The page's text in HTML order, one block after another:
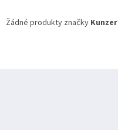
Žádné produkty značky Kunzer